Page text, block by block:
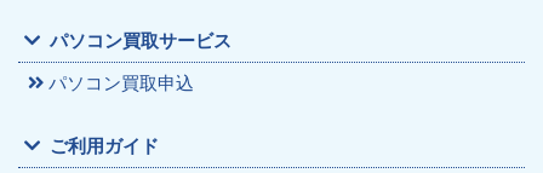
パソコン買取サービス
パソコン買取申込
ご利用ガイド